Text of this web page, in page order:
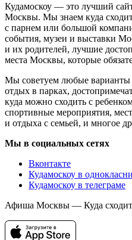
Кудамоскоу — это лучший
Москвы. Мы знаем куда
с парнем или большой
события, музеи и выставки
и их родителей, лучшие
места Москвы, которые
Мы советуем любые
отдых в парках,
куда можно сходить с
спортивные мероприятия,
и отдыха с семьей, и многое
Мы в социальных сетях
Вконтакте
Кудамоскоу в
Кудамоскоу в телеграме
Афиша Москвы — Куда